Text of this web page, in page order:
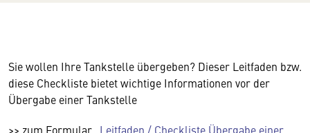
Sie wollen Ihre Tankstelle übergeben? Dieser Leitfaden bzw.
diese Checkliste bietet wichtige Informationen vor der
Übergabe einer Tankstelle
>> zum Formular „ Leitfaden / Checkliste Übergabe einer